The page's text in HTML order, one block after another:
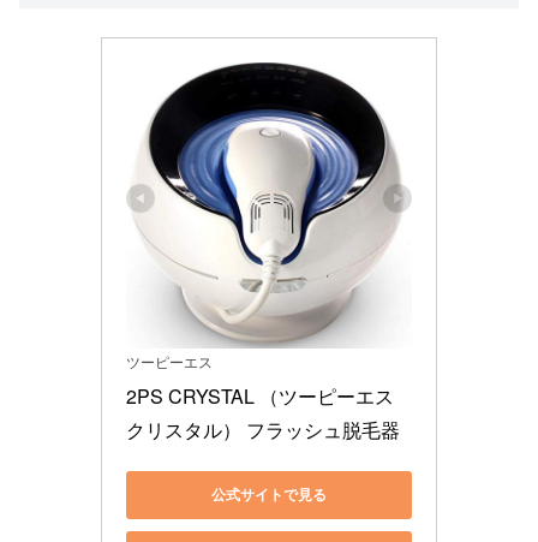
ツーピーエス
2PS CRYSTAL （ツーピーエス
クリスタル） フラッシュ脱毛器
公式サイトで見る